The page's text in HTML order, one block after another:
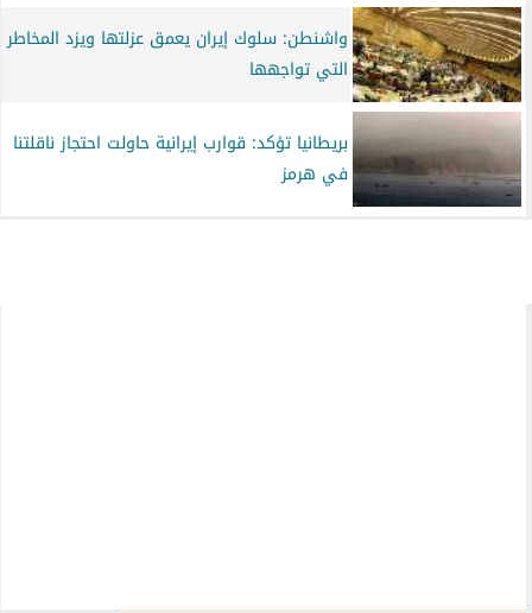
واشنطن: سلوك إيران يعمق عزلتها ويزد المخاطر
التي تواجهها
بريطانيا تؤكد: قوارب إيرانية حاولت احتجاز ناقلتنا
في هرمز